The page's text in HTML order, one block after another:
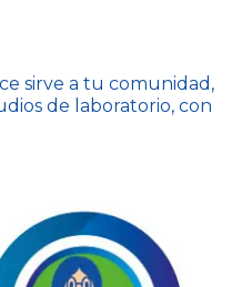
sirve a tu comunidad,
de laboratorio, con